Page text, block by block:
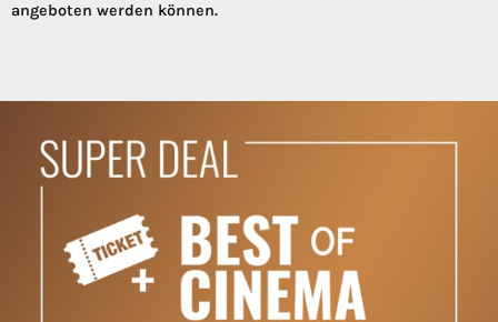
angeboten werden können.